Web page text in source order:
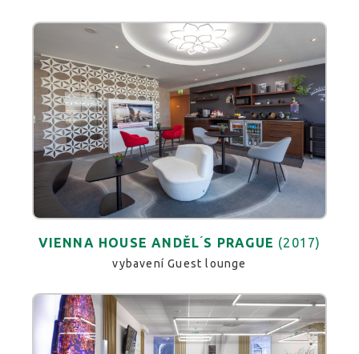
VIENNA HOUSE ANDĚL ́S PRAGUE (2017)
vybavení Guest lounge